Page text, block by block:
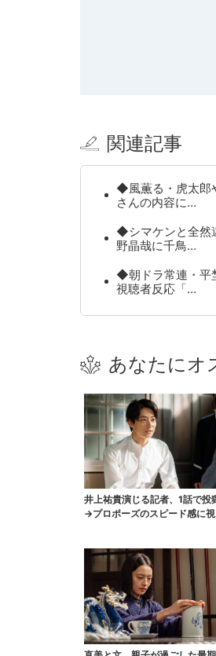
関連記事
◆風薫る・虎太郎
さんの内容に…
◆シマケンと全然
野晶哉に千鳥…
◆朝ドラ常連・平
視聴者反応「…
あなたにオ
井上祐貴演じる記者、1話で投
→プロポーズのスピード感に視